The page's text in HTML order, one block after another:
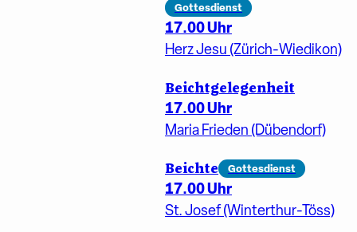
Gottesdienst
17.00 Uhr
Herz Jesu (Zürich-Wiedikon)
Beichtgelegenheit
17.00 Uhr
Maria Frieden (Dübendorf)
Beichte Gottesdienst
17.00 Uhr
St. Josef (Winterthur-Töss)